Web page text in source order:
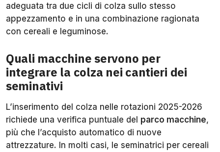
adeguata tra due cicli di colza sullo stesso
appezzamento e in una combinazione ragionata
con cereali e leguminose.
Quali macchine servono per
integrare la colza nei cantieri dei
seminativi
L’inserimento del colza nelle rotazioni 2025-2026
richiede una verifica puntuale del parco macchine,
più che l’acquisto automatico di nuove
attrezzature. In molti casi, le seminatrici per cereali